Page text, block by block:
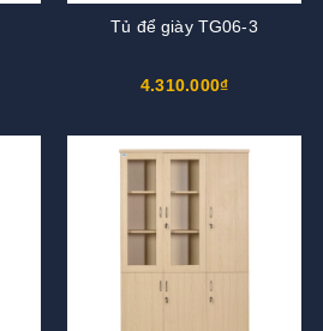
Tủ để giày TG06-3
4.310.000₫